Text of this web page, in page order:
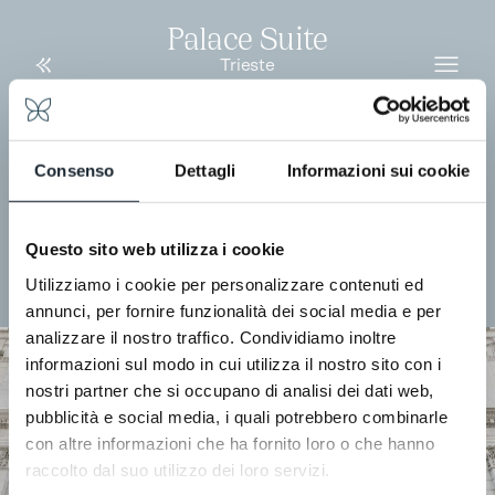
Consenso Dettagli Informazioni sui cookie
Questo sito web utilizza i cookie
Utilizziamo i cookie per personalizzare contenuti ed
annunci, per fornire funzionalità dei social media e per
analizzare il nostro traffico. Condividiamo inoltre
informazioni sul modo in cui utilizza il nostro sito con i
nostri partner che si occupano di analisi dei dati web,
pubblicità e social media, i quali potrebbero combinarle
con altre informazioni che ha fornito loro o che hanno
raccolto dal suo utilizzo dei loro servizi.
Palace Suite
Trieste